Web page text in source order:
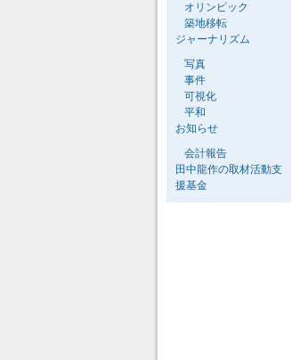
オリンピック
築地移転
ジャーナリズム
写真
事件
可視化
平和
お知らせ
会計報告
田中龍作の取材活動支
援基金